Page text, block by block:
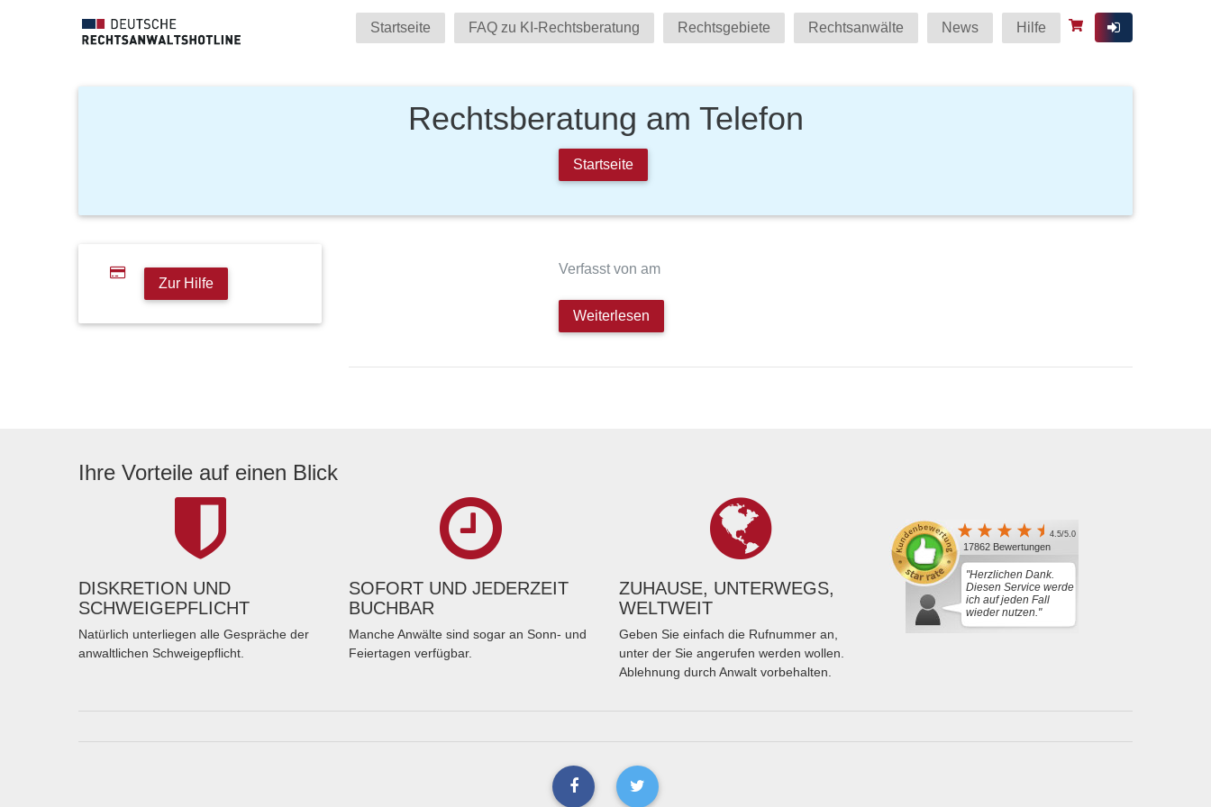
Startseite FAQ zu KI-Rechtsberatung Rechtsgebiete Rechtsanwälte News Hilfe
Rechtsberatung am Telefon
Startseite
Zur Hilfe
Verfasst von am
Weiterlesen
Ihre Vorteile auf einen Blick
DISKRETION UND
SCHWEIGEPFLICHT
Natürlich unterliegen alle Gespräche der
anwaltlichen Schweigepflicht.
SOFORT UND JEDERZEIT
BUCHBAR
Manche Anwälte sind sogar an Sonn- und
Feiertagen verfügbar.
ZUHAUSE, UNTERWEGS,
WELTWEIT
Geben Sie einfach die Rufnummer an,
unter der Sie angerufen werden wollen.
Ablehnung durch Anwalt vorbehalten.
4.5/5.0
17862 Bewertungen
"Herzlichen Dank.
Diesen Service werde
ich auf jeden Fall
wieder nutzen."